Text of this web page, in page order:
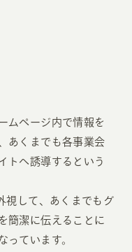
ムページ内で情報を
あくまでも各事業会
トへ誘導するという
視して、あくまでもグ
簡潔に伝えることに
っています。